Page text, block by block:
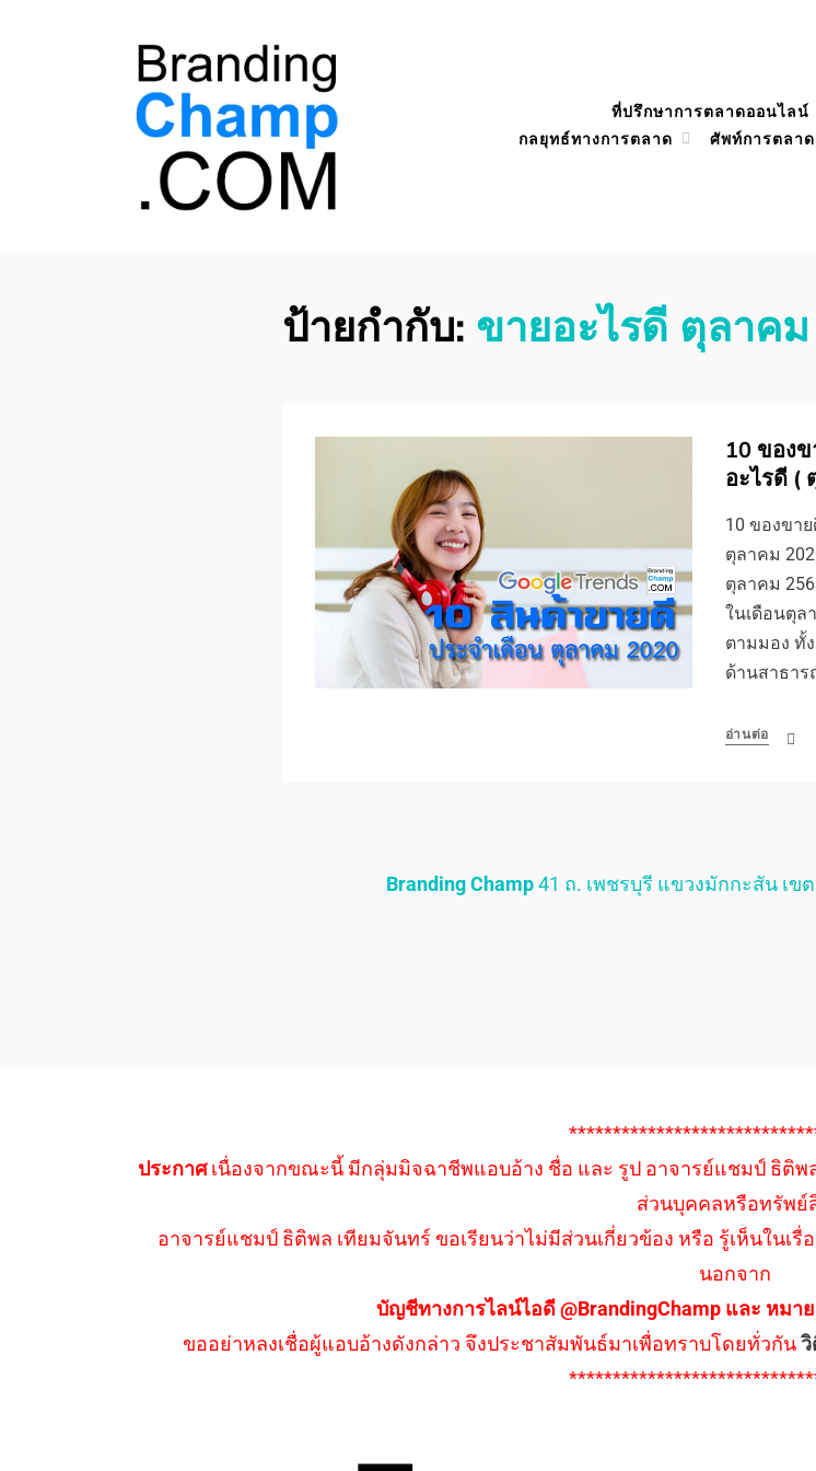
ที่ปรึกษาการตลาดออนไลน์
กลยุทธ์ทางการตลาด
ศัพท์การตลาด
ป้ายกำกับ: ขายอะไรดี ตุลาค
10 ของ
อะไรดี (
10 ของขา
ตุลาคม
ตุลาคม
ในเดือนตุล
ตามมอง ทั้
ด้านสาธา
อ่านต่อ
Branding Champ41 ถ. เพชรบุรี แขวงมักกะสัน เข
ประกาศเนื่องจากขณะนี้ มีกลุ่มมิจฉาชีพแอบอ้าง ชื่อ และ รูป อาจารย์แชมป์ ธิติพ
ส่วนบุคคลหรือทรัพย์
อาจารย์แชมป์ ธิติพล เทียมจันทร์ ขอเรียนว่าไม่มีส่วนเกี่ยวข้อง หรือ รู้เห็นในเ
นอกจาก
บัญชีทางการไลน์ไอดี @BrandingChamp และ หมา
ขออย่าหลงเชื่อผู้แอบอ้างดังกล่าว จึงประชาสัมพันธ์มาเพื่อทราบโดยทั่วกัน